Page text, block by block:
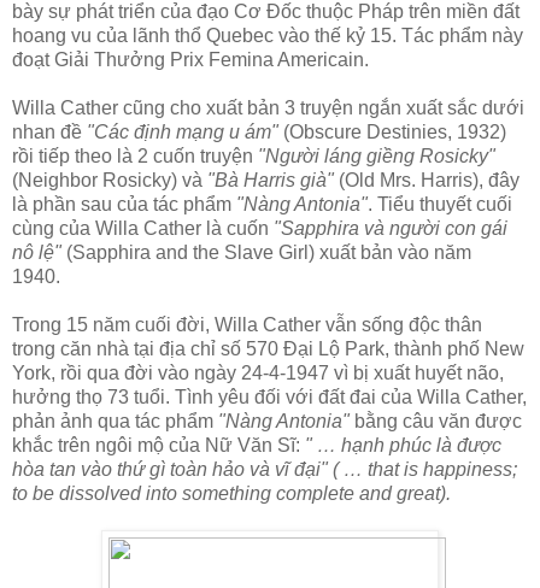
bày sự phát triển của đạo Cơ Đốc thuộc Pháp trên miền đất
hoang vu của lãnh thổ Quebec vào thế kỷ 15. Tác phẩm này
đoạt Giải Thưởng Prix Femina Americain.
Willa Cather cũng cho xuất bản 3 truyện ngắn xuất sắc dưới
nhan đề "Các định mạng u ám" (Obscure Destinies, 1932)
rồi tiếp theo là 2 cuốn truyện "Người láng giềng Rosicky"
(Neighbor Rosicky) và "Bà Harris già" (Old Mrs. Harris), đây
là phần sau của tác phẩm "Nàng Antonia". Tiểu thuyết cuối
cùng của Willa Cather là cuốn "Sapphira và người con gái
nô lệ" (Sapphira and the Slave Girl) xuất bản vào năm
1940.
Trong 15 năm cuối đời, Willa Cather vẫn sống độc thân
trong căn nhà tại địa chỉ số 570 Đại Lộ Park, thành phố New
York, rồi qua đời vào ngày 24-4-1947 vì bị xuất huyết não,
hưởng thọ 73 tuổi. Tình yêu đối với đất đai của Willa Cather,
phản ảnh qua tác phẩm "Nàng Antonia" bằng câu văn được
khắc trên ngôi mộ của Nữ Văn Sĩ: " … hạnh phúc là được
hòa tan vào thứ gì toàn hảo và vĩ đại" ( … that is happiness;
to be dissolved into something complete and great).